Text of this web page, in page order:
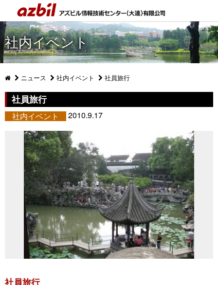
社内イベント
ニュース 社内イベント 社員旅行
社員旅行
社内イベント 2010.9.17
社員旅行